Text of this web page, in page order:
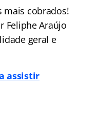
mais cobrados!
Feliphe Araújo
geral e
assistir